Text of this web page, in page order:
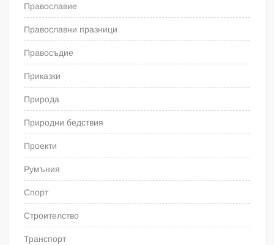
Православие
Православни празници
Правосъдие
Приказки
Природа
Природни бедствия
Проекти
Румъния
Спорт
Строителство
Транспорт